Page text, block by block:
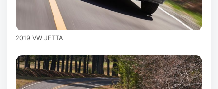
2019 VW JETTA